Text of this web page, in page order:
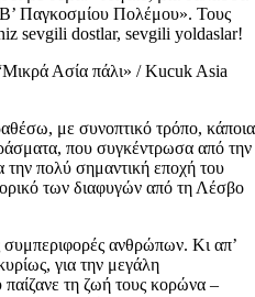
Παγκοσμίου Πολέμου». Τους
sevgili dostlar, sevgili yoldaslar!
Ασία πάλι» / Kucuk Asia
με συνοπτικό τρόπο, κάποια
που συγκέντρωσα από την
την πολύ σημαντική εποχή του
των διαφυγών από τη Λέσβο
συμπεριφορές ανθρώπων. Κι απ’
για την μεγάλη
τη ζωή τους κορώνα –